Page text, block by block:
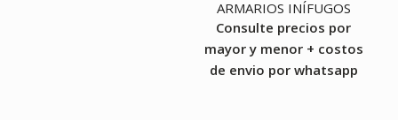
ARMARIOS INÍFUGOS
Consulte precios por
mayor y menor + costos
de envio por whatsapp